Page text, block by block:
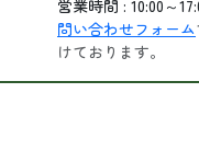
営業時間 : 10:00～
問い合わせフォーム
けております。